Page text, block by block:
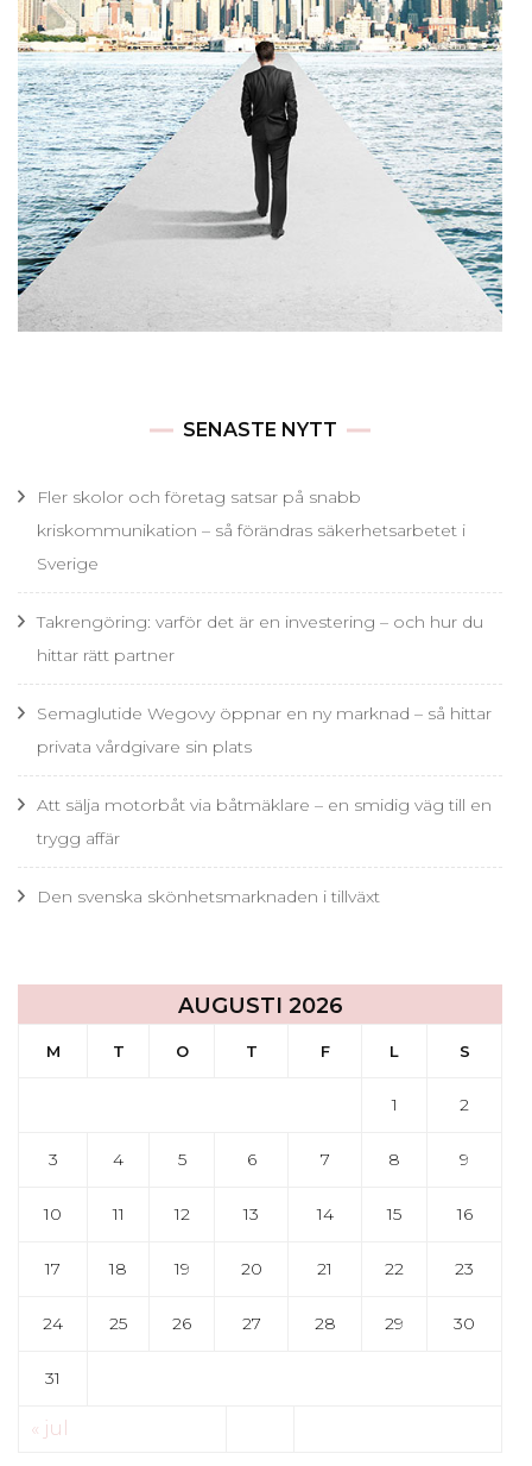
SENASTE NYTT
Fler skolor och företag satsar på snabb
kriskommunikation – så förändras säkerhetsarbetet i
Sverige
Takrengöring: varför det är en investering – och hur du
hittar rätt partner
Semaglutide Wegovy öppnar en ny marknad – så hittar
privata vårdgivare sin plats
Att sälja motorbåt via båtmäklare – en smidig väg till en
trygg affär
Den svenska skönhetsmarknaden i tillväxt
AUGUSTI 2026
M T O T F L S
1 2
3 4 5 6 7 8 9
10 11 12 13 14 15 16
17 18 19 20 21 22 23
24 25 26 27 28 29 30
31
« jul